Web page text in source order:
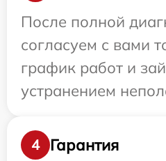
После полной
согласуем с вами
график работ и
устранением
4 Гарантия